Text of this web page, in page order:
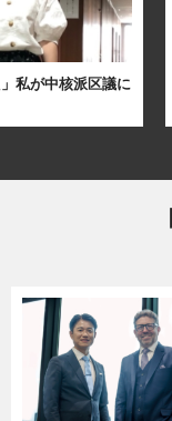
私が中核派区議に